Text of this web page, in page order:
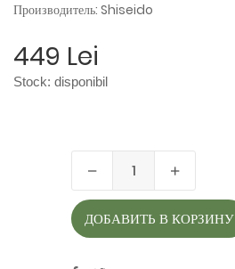
Производитель: Shiseido
449 Lei
Stock: disponibil
ДОБАВИТЬ В КОРЗИНУ